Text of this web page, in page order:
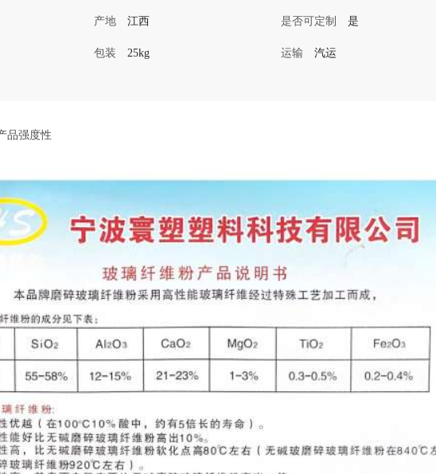
产地 江西 是否可定制 是
包装 25kg 运输 汽运
品强度性